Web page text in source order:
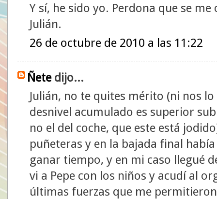
Y sí, he sido yo. Perdona que se
Julián.
26 de octubre de 2010 a las 11:22
Ñetedijo...
Julián, no te quites mérito (ni nos
desnivel acumulado es superior
no el del coche, que este está
puñeteras y en la bajada final
ganar tiempo, y en mi caso llegué
vi a Pepe con los niños y acudí al
últimas fuerzas que me